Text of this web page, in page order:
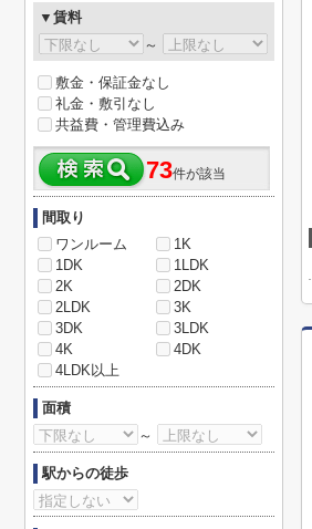
▼賃料
～
敷金・保証金なし
礼金・敷引なし
共益費・管理費込み
73件が該当
間取り
ワンルーム
1K
1DK
1LDK
2K
2DK
2LDK
3K
3DK
3LDK
4K
4DK
4LDK以上
面積
～
駅からの徒歩